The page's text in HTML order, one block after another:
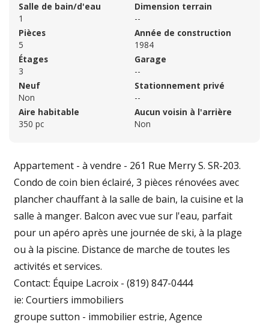
Salle de bain/d'eau
1
Pièces
5
Étages
3
Neuf
Non
Aire habitable
350 pc
Dimension terrain
--
Année de construction
1984
Garage
--
Stationnement privé
--
Aucun voisin à l'arrière
Non
Appartement - à vendre - 261 Rue Merry S. SR-203.
Condo de coin bien éclairé, 3 pièces rénovées avec
plancher chauffant à la salle de bain, la cuisine et la
salle à manger. Balcon avec vue sur l'eau, parfait
pour un apéro après une journée de ski, à la plage
ou à la piscine. Distance de marche de toutes les
activités et services.
Contact: Équipe Lacroix - (819) 847-0444
ie: Courtiers immobiliers
groupe sutton - immobilier estrie, Agence